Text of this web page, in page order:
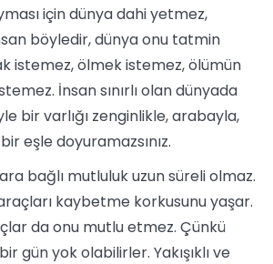
için dünya dahi yetmez,
böyledir, dünya onu tatmin
istemez, ölmek istemez, ölümün
İnsan sınırlı olan dünyada
bir varlığı zenginlikle, arabayla,
eşle doyuramazsınız.
bağlı mutluluk uzun süreli olmaz.
kaybetme korkusunu yaşar.
da onu mutlu etmez. Çünkü
gün yok olabilirler. Yakışıklı ve